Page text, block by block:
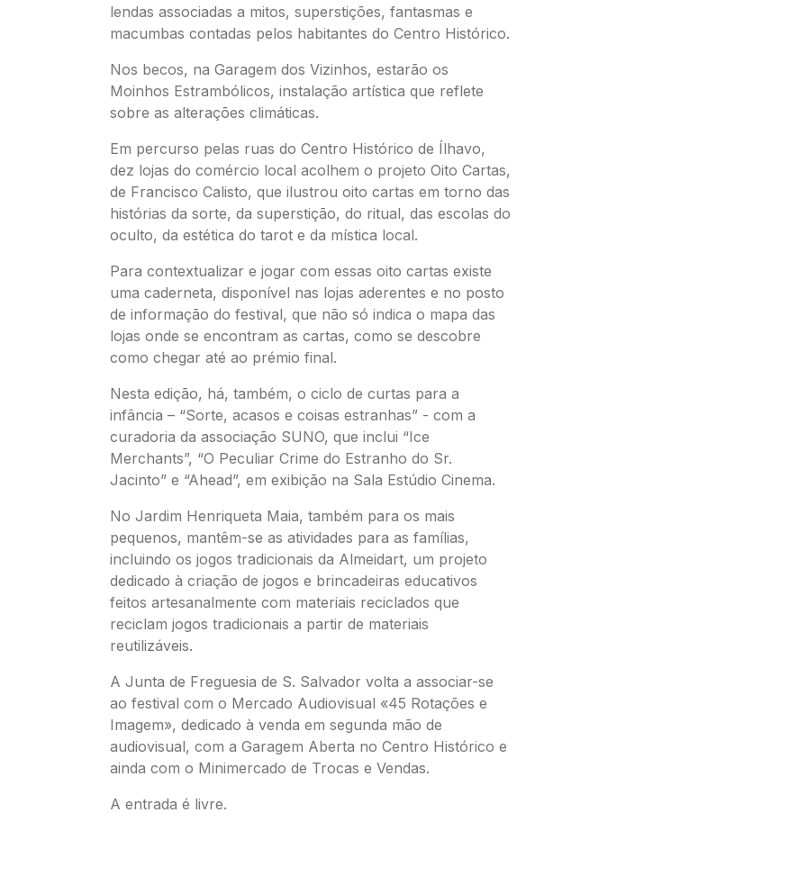
lendas associadas a mitos, superstições, fantasmas e
macumbas contadas pelos habitantes do Centro Histórico.
Nos becos, na Garagem dos Vizinhos, estarão os
Moinhos Estrambólicos, instalação artística que reflete
sobre as alterações climáticas.
Em percurso pelas ruas do Centro Histórico de Ílhavo,
dez lojas do comércio local acolhem o projeto Oito Cartas,
de Francisco Calisto, que ilustrou oito cartas em torno das
histórias da sorte, da superstição, do ritual, das escolas do
oculto, da estética do tarot e da mística local.
Para contextualizar e jogar com essas oito cartas existe
uma caderneta, disponível nas lojas aderentes e no posto
de informação do festival, que não só indica o mapa das
lojas onde se encontram as cartas, como se descobre
como chegar até ao prémio final.
Nesta edição, há, também, o ciclo de curtas para a
infância – “Sorte, acasos e coisas estranhas” - com a
curadoria da associação SUNO, que inclui “Ice
Merchants”, “O Peculiar Crime do Estranho do Sr.
Jacinto” e “Ahead”, em exibição na Sala Estúdio Cinema.
No Jardim Henriqueta Maia, também para os mais
pequenos, mantêm-se as atividades para as famílias,
incluindo os jogos tradicionais da Almeidart, um projeto
dedicado à criação de jogos e brincadeiras educativos
feitos artesanalmente com materiais reciclados que
reciclam jogos tradicionais a partir de materiais
reutilizáveis.
A Junta de Freguesia de S. Salvador volta a associar-se
ao festival com o Mercado Audiovisual «45 Rotações e
Imagem», dedicado à venda em segunda mão de
audiovisual, com a Garagem Aberta no Centro Histórico e
ainda com o Minimercado de Trocas e Vendas.
A entrada é livre.